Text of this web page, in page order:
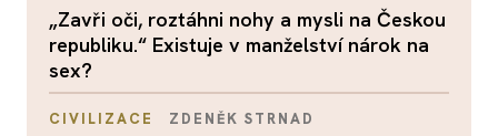
„Zavři oči, roztáhni nohy a mysli na Českou
republiku.“ Existuje v manželství nárok na
sex?
CIVILIZACE ZDENĚK STRNAD